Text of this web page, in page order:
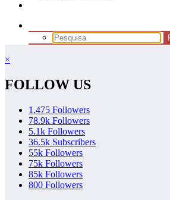
×
FOLLOW US
1,475 Followers
78.9k Followers
5.1k Followers
36.5k Subscribers
55k Followers
75k Followers
85k Followers
800 Followers